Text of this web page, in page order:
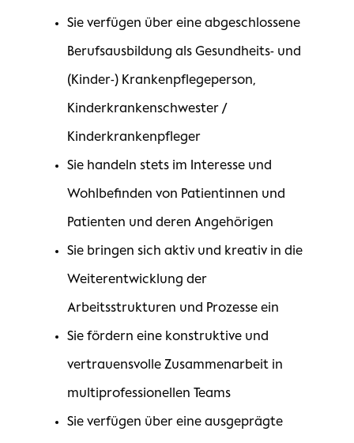
Sie verfügen über eine abgeschlossene
Berufsausbildung als Gesundheits- und
(Kinder-) Krankenpflegeperson,
Kinderkrankenschwester /
Kinderkrankenpfleger
Sie handeln stets im Interesse und
Wohlbefinden von Patientinnen und
Patienten und deren Angehörigen
Sie bringen sich aktiv und kreativ in die
Weiterentwicklung der
Arbeitsstrukturen und Prozesse ein
Sie fördern eine konstruktive und
vertrauensvolle Zusammenarbeit in
multiprofessionellen Teams
Sie verfügen über eine ausgeprägte